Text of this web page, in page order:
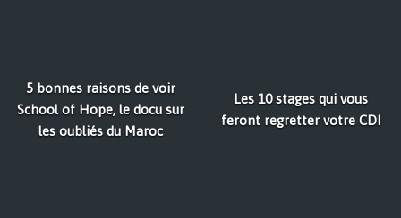
5 bonnes raisons de voir
School of Hope, le docu sur
les oubliés du Maroc
Les 10 stages qui vous
feront regretter votre CDI